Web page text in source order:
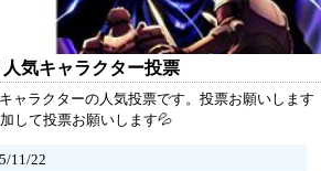
気キャラクター投票
ャラクターの人気投票です。投票お願いします
して投票お願いします💦
11/22